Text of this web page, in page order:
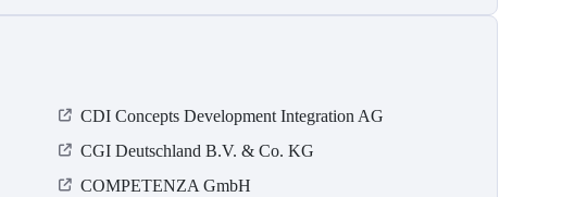
CDI Concepts Development Integration AG
CGI Deutschland B.V. & Co. KG
COMPETENZA GmbH